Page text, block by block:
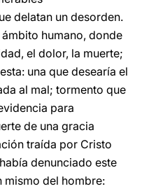
delatan un desorden.
humano, donde
el dolor, la muerte;
una que desearía el
al mal; tormento que
para
de una gracia
traída por Cristo
denunciado este
del hombre: